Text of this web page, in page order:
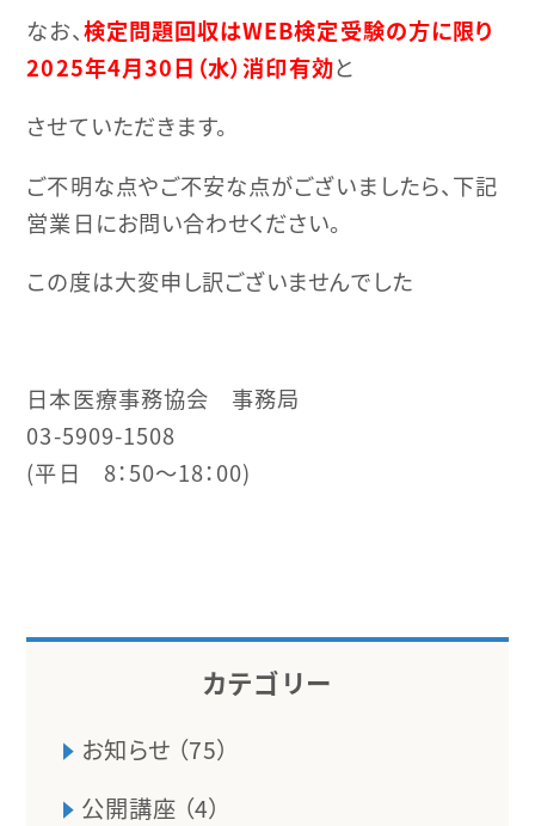
なお、検定問題回収はWEB検定受験の方に限り
2025年4月30日（水）消印有効と
させていただきます。
ご不明な点やご不安な点がございましたら、下記
営業日にお問い合わせください。
この度は大変申し訳ございませんでした
日本医療事務協会 事務局
03-5909-1508
(平日 8：50～18：00)
カテゴリー
お知らせ （75）
公開講座 （4）